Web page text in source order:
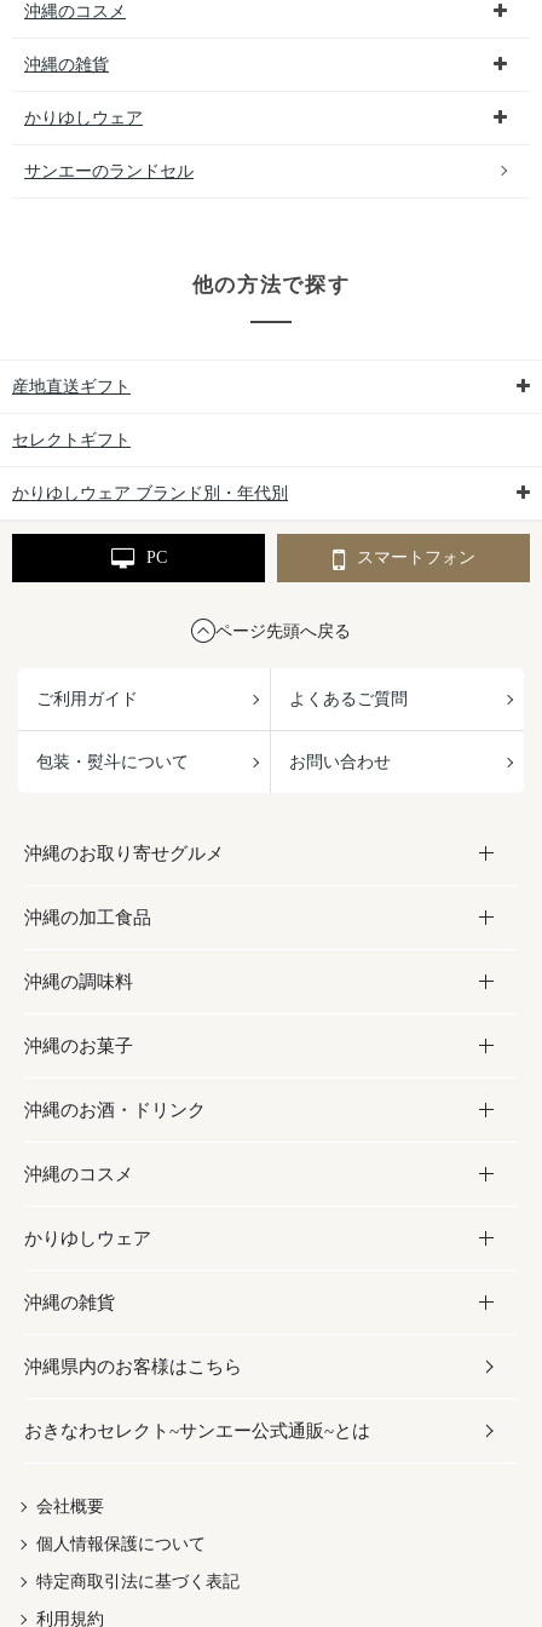
沖縄のコスメ
沖縄の雑貨
かりゆしウェア
サンエーのランドセル
他の方法で探す
産地直送ギフト
セレクトギフト
かりゆしウェア ブランド別・年代別
PC スマートフォン
ページ先頭へ戻る
ご利用ガイド よくあるご質問
包装・熨斗について お問い合わせ
沖縄のお取り寄せグルメ
お取り寄せグルメ
フルーツ・野菜
お肉
海産物
沖縄の加工食品
加工食品
缶詰／パウチ
沖縄料理
沖縄そば／乾麺
レトルト食品
乾物／粉類
沖縄の調味料
調味料
砂糖／黒砂糖
塩
お酢／ドレッシング
しょうゆ
みそ
だし／スパイス／島唐辛子
沖縄のお菓子
お菓子
黒糖
ちんすこう
伝統菓子
スナック
おつまみ
紅芋
沖縄のお酒・ドリンク
お酒・ドリンク
泡盛
ビール・チューハイ
ワイン・ウィスキー・カクテル
ドリンク
茶葉
沖縄のコスメ
コスメ
スキンケア
ボディケア
ヘアケア
UVケア
かりゆしウェア
かりゆしウェア
メンズ
レディース
沖縄の雑貨
雑貨
沖縄ファッション
伝統工芸品
沖縄県内のお客様はこちら
おきなわセレクト~サンエー公式通販~とは
会社概要
個人情報保護について
特定商取引法に基づく表記
利用規約